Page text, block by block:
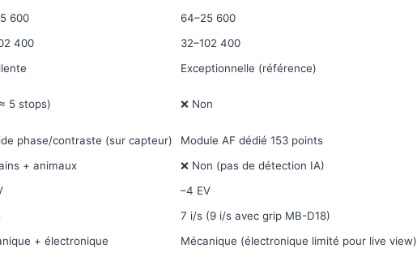
600
64–25 600
400
32–102 400
Exceptionnelle (référence)
5 stops) ❌ Non
phase/contraste (sur capteur)
Module AF dédié 153 points
+ animaux
❌ Non (pas de détection IA)
–4 EV
7 i/s (9 i/s avec grip MB-D18)
+ électronique
Mécanique (électronique limité pour live view)